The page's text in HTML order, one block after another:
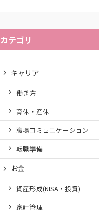
カテゴリ
キャリア
働き方
育休・産休
職場コミュニケーション
転職準備
お金
資産形成(NISA・投資)
家計管理